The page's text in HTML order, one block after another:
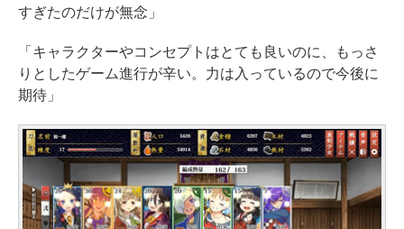
すぎたのだけが無念」
「キャラクターやコンセプトはとても良いのに、もっさ
りとしたゲーム進行が辛い。力は入っているので今後に
期待」